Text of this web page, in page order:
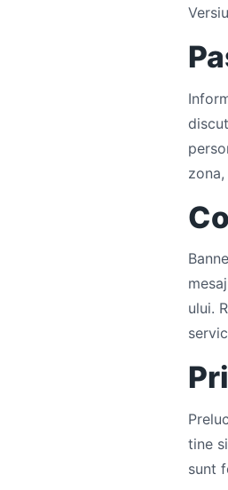
ului.
tine
sunt